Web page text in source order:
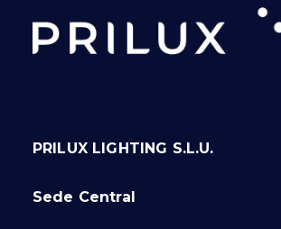
PRILUX LIGHTING S.L.U.
Sede Central